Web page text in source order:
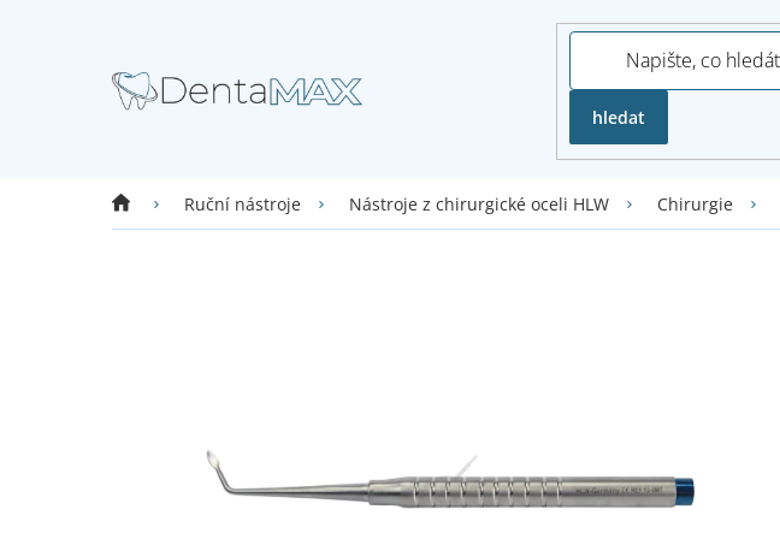
hledat
Domů Ruční nástroje Nástroje z chirurgické oceli HLW Chirurgie